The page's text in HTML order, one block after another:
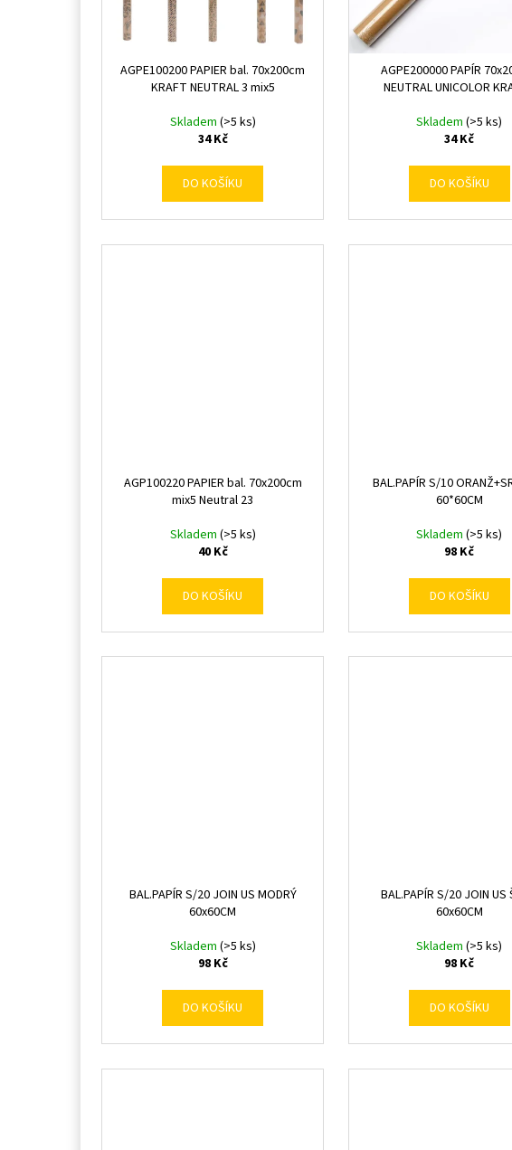
AGPE100200 PAPIER bal. 70x200cm
KRAFT NEUTRAL 3 mix5
Skladem (>5 ks)
34 Kč
DO KOŠÍKU
AGPE200000 PAPÍR
NEUTRAL UNICOLOR
Skladem(>5 ks)
34 Kč
DO KOŠÍKU
AGP100220 PAPIER bal. 70x200cm
mix5 Neutral 23
Skladem (>5 ks)
40 Kč
DO KOŠÍKU
BAL.PAPÍR S/10
60*60CM
Skladem(>5 ks)
98 Kč
DO KOŠÍKU
BAL.PAPÍR S/20 JOIN US MODRÝ
60x60CM
Skladem (>5 ks)
98 Kč
DO KOŠÍKU
BAL.PAPÍR S/20 JOIN US
60x60CM
Skladem(>5 ks)
98 Kč
DO KOŠÍKU